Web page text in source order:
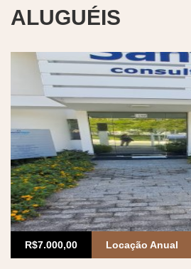
ALUGUÉIS
R$7.000,00 Locação Anual